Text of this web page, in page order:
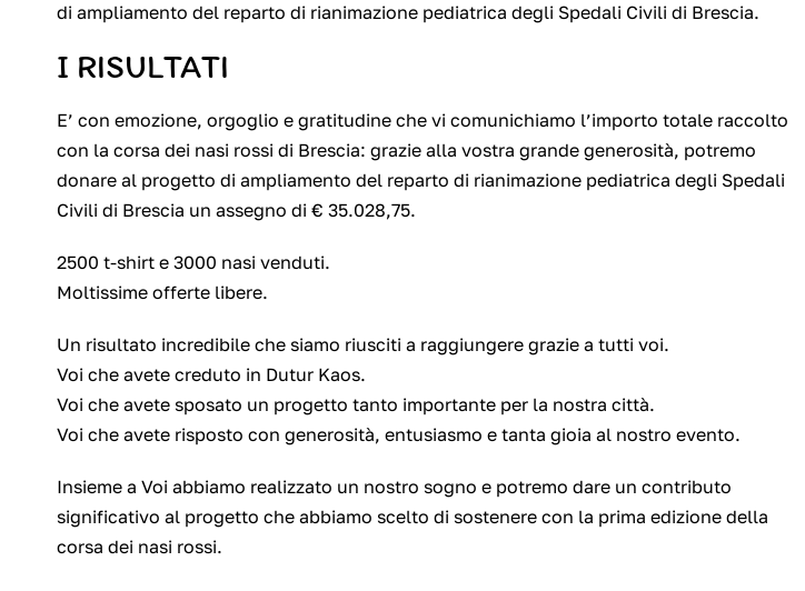
di ampliamento del reparto di rianimazione pediatrica degli Spedali Civili di Brescia.
I RISULTATI
E’ con emozione, orgoglio e gratitudine che vi comunichiamo l’importo totale raccolto
con la corsa dei nasi rossi di Brescia: grazie alla vostra grande generosità, potremo
donare al progetto di ampliamento del reparto di rianimazione pediatrica degli Spedali
Civili di Brescia un assegno di € 35.028,75.
2500 t-shirt e 3000 nasi venduti.
Moltissime offerte libere.
Un risultato incredibile che siamo riusciti a raggiungere grazie a tutti voi.
Voi che avete creduto in Dutur Kaos.
Voi che avete sposato un progetto tanto importante per la nostra città.
Voi che avete risposto con generosità, entusiasmo e tanta gioia al nostro evento.
Insieme a Voi abbiamo realizzato un nostro sogno e potremo dare un contributo
significativo al progetto che abbiamo scelto di sostenere con la prima edizione della
corsa dei nasi rossi.